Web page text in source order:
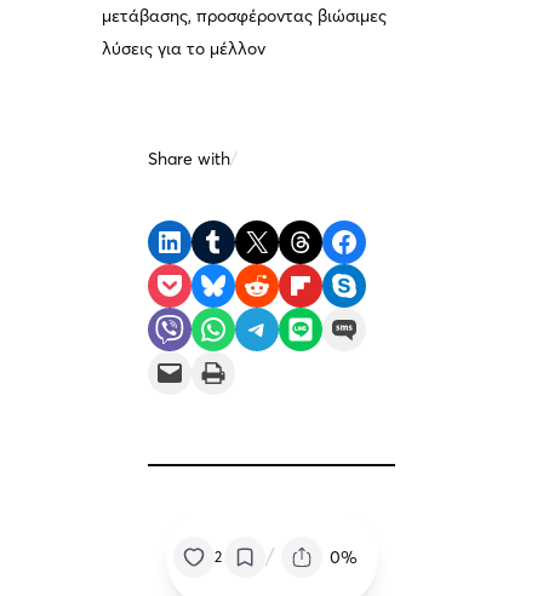
μετάβασης, προσφέροντας βιώσιμες
λύσεις για το μέλλον
Share with/
Share on LinkedIn Share on Tumblr Share on X Share on Threads
Share on Facebook
Share on Pocket
Share on Bluesky Share on Reddit Share on Flipboard
Share on Skype
Share on Viber
Share on WhatsApp Share on Telegram Share on LINE
Share on SMS
Email this Page
Print this Page
2 / 0%